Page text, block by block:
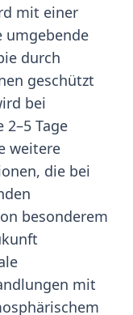
mit einer
umgebende
durch
geschützt
bei
Tage
weitere
die bei
besonderem
mit